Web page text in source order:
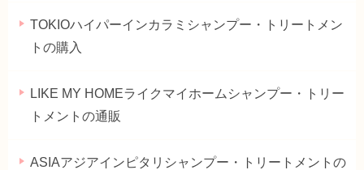
TOKIOハイパーインカラミシャンプー・トリートメン
トの購入
LIKE MY HOMEライクマイホームシャンプー・トリー
トメントの通販
ASIAアジアインピタリシャンプー・トリートメントの